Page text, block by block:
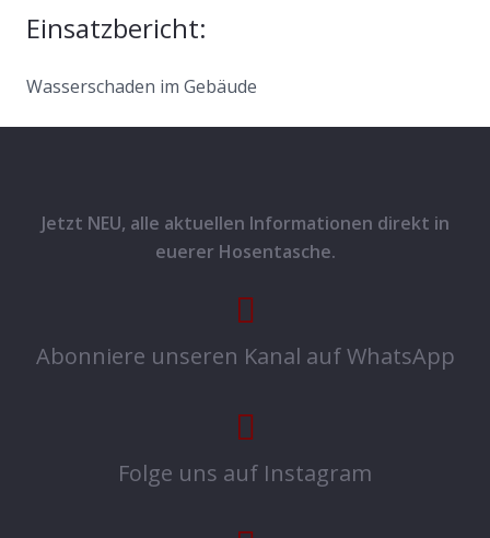
Einsatzbericht:
Wasserschaden im Gebäude
Jetzt NEU, alle aktuellen Informationen direkt in
euerer Hosentasche.
Abonniere unseren Kanal auf WhatsApp
Folge uns auf Instagram